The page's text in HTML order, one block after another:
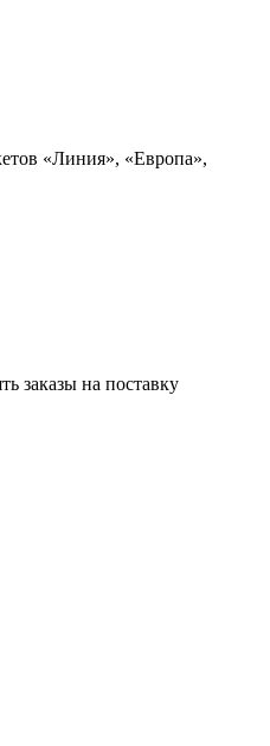
«Линия», «Европа»,
заказы на поставку